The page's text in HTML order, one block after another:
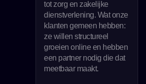
tot zorg en zakelijke
dienstverlening. Wat onze
klanten gemeen hebben:
ze willen structureel
groeien online en hebben
een partner nodig die dat
meetbaar maakt.